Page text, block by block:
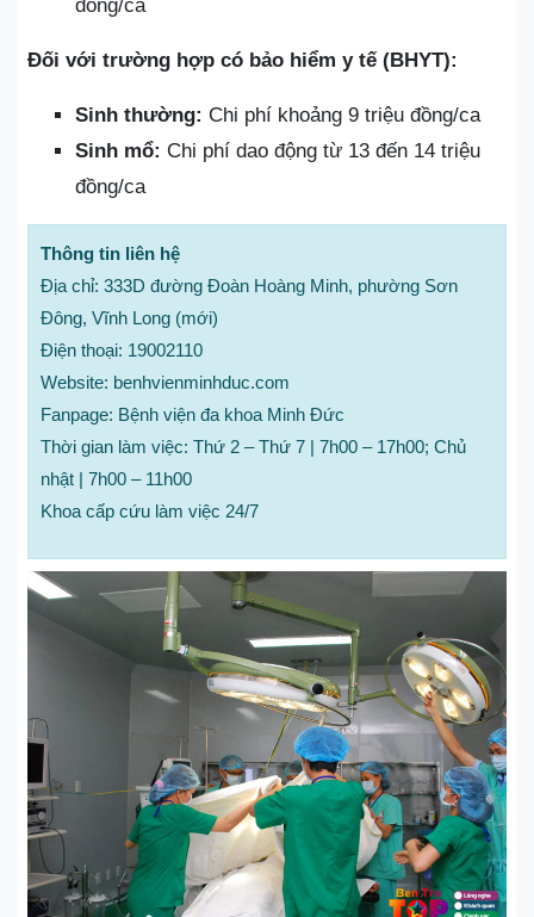
đồng/ca
Đối với trường hợp có bảo hiểm y tế (BHYT):
Sinh thường: Chi phí khoảng 9 triệu đồng/ca
Sinh mổ: Chi phí dao động từ 13 đến 14 triệu
đồng/ca
Thông tin liên hệ
Địa chỉ: 333D đường Đoàn Hoàng Minh, phường Sơn
Đông, Vĩnh Long (mới)
Điện thoại: 19002110
Website: benhvienminhduc.com
Fanpage: Bệnh viện đa khoa Minh Đức
Thời gian làm việc: Thứ 2 – Thứ 7 | 7h00 – 17h00; Chủ
nhật | 7h00 – 11h00
Khoa cấp cứu làm việc 24/7